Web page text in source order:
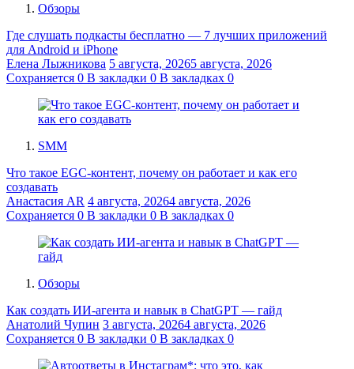
Обзоры
Где слушать подкасты бесплатно — 7 лучших приложений
для Android и iPhone
Елена Лыжникова 5 августа, 20265 августа, 2026
Сохраняется 0 В закладки 0 В закладках 0
SMM
Что такое EGC-контент, почему он работает и как его
создавать
Анастасия AR 4 августа, 20264 августа, 2026
Сохраняется 0 В закладки 0 В закладках 0
Обзоры
Как создать ИИ-агента и навык в ChatGPT — гайд
Анатолий Чупин 3 августа, 20264 августа, 2026
Сохраняется 0 В закладки 0 В закладках 0